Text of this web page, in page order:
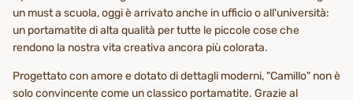
un must a scuola, oggi è arrivato anche in ufficio o all'università:
un portamatite di alta qualità per tutte le piccole cose che
rendono la nostra vita creativa ancora più colorata.
Progettato con amore e dotato di dettagli moderni, "Camillo" non è
solo convincente come un classico portamatite. Grazie al